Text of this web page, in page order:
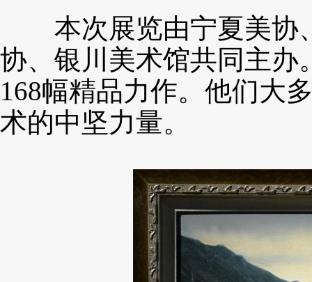
本次展览由宁夏美协
协、银川美术馆共同主办
168幅精品力作。他们大
术的中坚力量。